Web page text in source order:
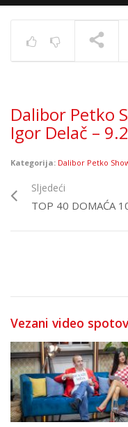
Dalibor Petko
Igor Delač –
Kategorija: Dalibor Petko
Sljedeći
TOP 40 DOMAĆA
Vezani video